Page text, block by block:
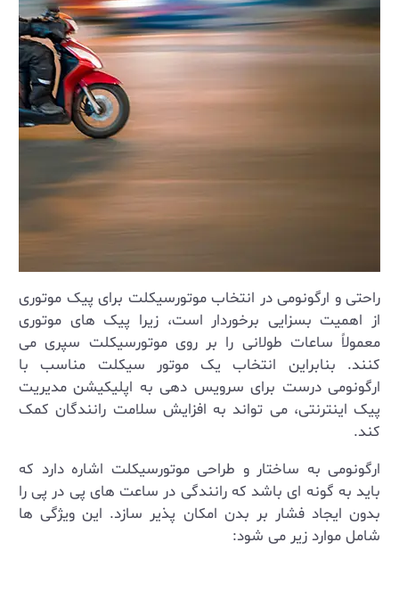
راحتی و ارگونومی در انتخاب موتورسیکلت برای پیک موتوری
از اهمیت بسزایی برخوردار است، زیرا پیک ‌های موتوری
معمولاً ساعات طولانی را بر روی موتورسیکلت سپری می‌
کنند. بنابراین انتخاب یک موتور سیکلت مناسب با
ارگونومی درست برای سرویس دهی به اپلیکیشن مدیریت
پیک اینترنتی، می تواند به افزایش سلامت رانندگان کمک
کند.
ارگونومی به ساختار و طراحی موتورسیکلت اشاره دارد که
باید به گونه ‌ای باشد که رانندگی در ساعت های پی در پی را
بدون ایجاد فشار بر بدن امکان ‌پذیر سازد. این ویژگی ها
شامل موارد زیر می ‌شود: